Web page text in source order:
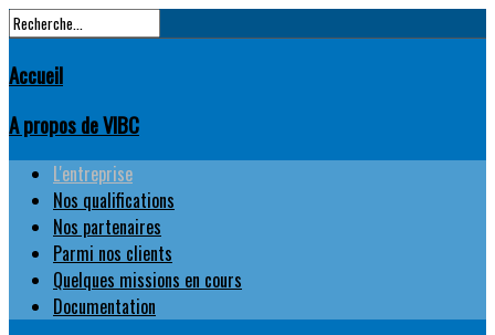
Accueil
A propos de VIBC
L'entreprise
Nos qualifications
Nos partenaires
Parmi nos clients
Quelques missions en cours
Documentation